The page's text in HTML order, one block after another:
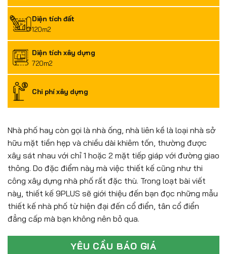
Diện tích đất
120m2
Diện tích xây dựng
720m2
Chi phí xây dựng
Nhà phố hay còn gọi là nhà ống, nhà liên kề là loại nhà sở
hữu mặt tiền hẹp và chiều dài khiêm tốn, thường được
xây sát nhau với chỉ 1 hoặc 2 mặt tiếp giáp với đường giao
thông. Do đặc điểm này mà việc thiết kế cũng như thi
công xây dựng nhà phố rất đặc thù. Trong loạt bài viết
này, thiết kế 9PLUS sẽ giới thiệu đến bạn đọc những mẫu
thiết kế nhà phố từ hiện đại đến cổ điển, tân cổ điển
đẳng cấp mà bạn không nên bỏ qua.
YÊU CẦU BÁO GIÁ